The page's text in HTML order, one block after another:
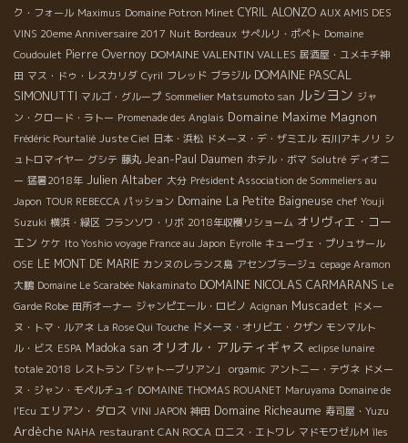
ク・フォール Maximus Domaine Potron Minet CYRIL ALONZO AUX AMIS DES
VINS 20eme Anniversaire 2017 Nuit Bordeaux サぺルリ・ポぺト Domaine
Coudoulet Pierre Overnoy DOMAINE VALENTIN VALLES 居酒屋・ユメキチ神
田 マス・ドゥ・レスカリダ Cyril フレッド ブラジル DOMAINE PASCAL
SIMONUTTI マルゴ・グループ Sommelier Matsumoto san ルシヨン ジャ
ン・クロード・ラトー Promenade des Anglais Domaine Maxime Magnon
Frédéric Pourtalié Juste Ciel 日本・浜松 ドメーヌ・デ・ザミエル 石川アキノリ シ
ュトロマイヤー グシテ 藤丸 Jean-Paul Daumen ホテル・ボマ Solutré ディオニ
ー 猛暑2018年 Julien Altaber 大分 Président Association de Sommeliers au
Japon TOUR REBECCA パッション Domaine La Petite Baigneuse chef Youji
Suzuki 横浜・緑区 フランソワ・リボ 2018年収穫リショーム オリヴィエ・コー
エン ケケ Ito Yoshio voyage France au Japon Eyrolle キューヴェ・プリュサール
OSE LE MONT DE MARIE カンヌのレランス島 アセンブラージュ cepage Aramon
大鵬 Domaine Le Scarabée Nakaminato DOMAINE NICOLAS CARMARANS Le
Garde Robe 田所オーナー ジャンピエール・ロビノ Acignan Muscadet ドメー
ヌ・トマ・ルアネ La Rose Qui Touche ドメーヌ・オリビエ・クザン モンマルト
ル・ビス ESPA Madoka san オリオル・アルティギャス eclipse lunaire
totale 2018 レストラン「シャトーブリアン」 orgamic アントニー・テヴネ ドメー
ヌ・ジャン・モペルチュイ DOMAINE THOMAS ROUANET Maruyama Domaine de
l'Ecu エリアン・ダロス VINI JAPON 神田 Domaine Richeaume 寿司屋・Yuzu
Ardèche NAHA restaurant CAN ROCA ロニス・エトワレ マドモワゼルＭ îles